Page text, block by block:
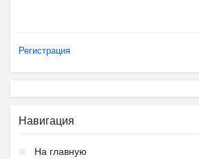
Регистрация
Навигация
На главную